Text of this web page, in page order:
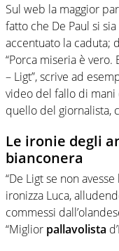
Sul web la maggior
fatto che De Paul si
accentuato la caduta;
“Porca miseria è
– Ligt”, scrive ad
video del fallo di
quello del giornalista,
Le ironie degli
bianconera
“De Ligt se non
ironizza Luca,
commessi
“Miglior pallavolista